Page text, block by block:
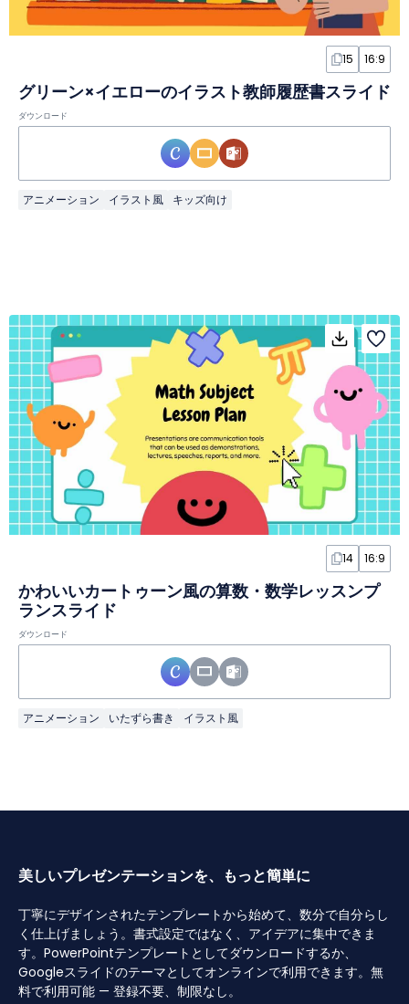
15 16:9
グリーン×イエローのイラスト教師履歴書スライド
ダウンロード
アニメーション イラスト風 キッズ向け
14 16:9
かわいいカートゥーン風の算数・数学レッスンプ
ランスライド
ダウンロード
アニメーション いたずら書き イラスト風
美しいプレゼンテーションを、もっと簡単に
丁寧にデザインされたテンプレートから始めて、数分で自分らし
く仕上げましょう。書式設定ではなく、アイデアに集中できま
す。PowerPointテンプレートとしてダウンロードするか、
Googleスライドのテーマとしてオンラインで利用できます。無
料で利用可能 — 登録不要、制限なし。